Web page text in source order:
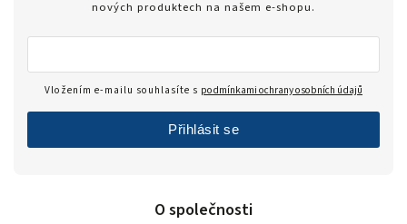
O společnosti
nových produktech na našem e-shopu.
Vložením e-mailu souhlasíte s podmínkami ochrany osobních údajů
Přihlásit se